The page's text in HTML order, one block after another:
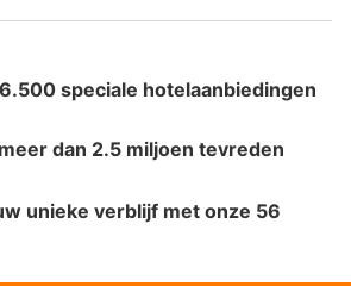
speciale hotelaanbiedingen
dan 2.5 miljoen tevreden
unieke verblijf met onze 56